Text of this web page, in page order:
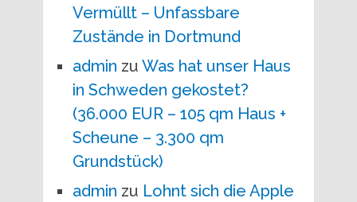
Vermüllt – Unfassbare
Zustände in Dortmund
admin zu Was hat unser Haus
in Schweden gekostet?
(36.000 EUR – 105 qm Haus +
Scheune – 3.300 qm
Grundstück)
admin zu Lohnt sich die Apple